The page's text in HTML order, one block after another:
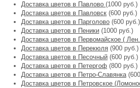
Доставка цветов в Павлово (1000 руб.)
Доставка цветов в Павловск (600 руб.)
Доставка цветов в Парголово (600 руб.)
Доставка цветов в Пеники (1000 руб.)
Доставка цветов в Первомайское (
Доставка цветов в Перекюля (900 руб.)
Доставка цветов в Песочный (600 руб.)
Доставка цветов в Петергоф (800 руб.)
Доставка цветов в Петро-Славянка
Доставка цветов в Петровское